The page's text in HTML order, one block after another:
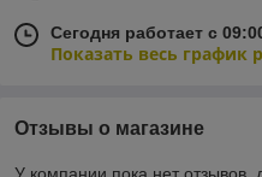
Сегодня работает с
Показать весь график
Отзывы о магазине